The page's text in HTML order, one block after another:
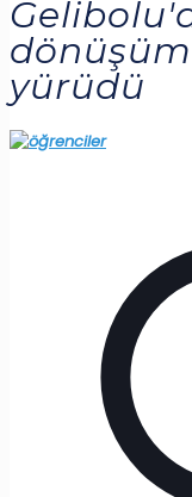
yürüdü